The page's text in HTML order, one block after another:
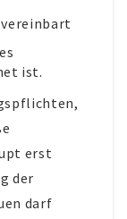
ist.
erst
der
darf